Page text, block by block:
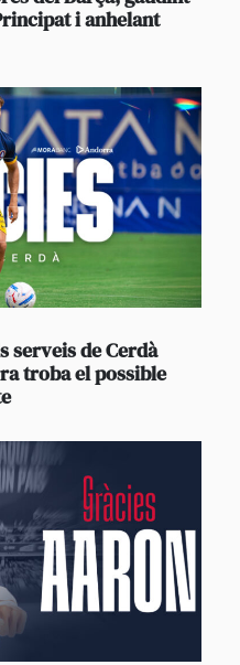
i anhelant
serveis de Cerdà
troba el possible